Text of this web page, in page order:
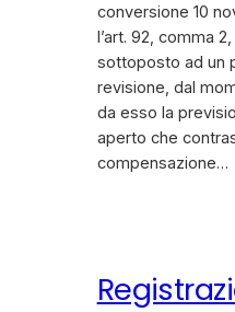
conversione 10
l’art. 92, comma
sottoposto ad un
revisione, dal
da esso la
aperto che
compensazione…